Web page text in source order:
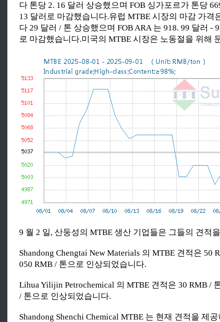
다 톤당 2. 16 달러 상승했으며 FOB 싱가포르가 톤당
13 달러로 마감했습니다.유럽 MTBE 시장의 마감 가격
다 29 달러 / 톤 상승했으며 FOB ARA 는 918. 99 달러 -
로 마감했습니다.미국의 MTBE 시장은 노동절을 위해
9 월 2 일, 산둥성의 MTBE 생산 기업들은 그들의 견적
Shandong Chengtai New Materials 의 MTBE 견적은 50
050 RMB / 톤으로 인상되었습니다.
Lihua Yilijin Petrochemical 의 MTBE 견적은 30 RMB /
/ 톤으로 인상되었습니다.
Shandong Shenchi Chemical MTBE 는 현재 견적을 제